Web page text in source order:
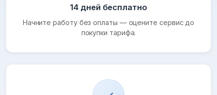
14 дней бесплатно
Начните работу без оплаты — оцените сервис до
покупки тарифа.